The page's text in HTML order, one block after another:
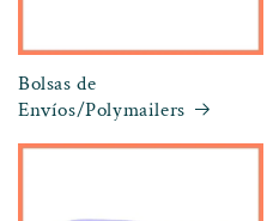
Bolsas de
Envíos/Polymailers